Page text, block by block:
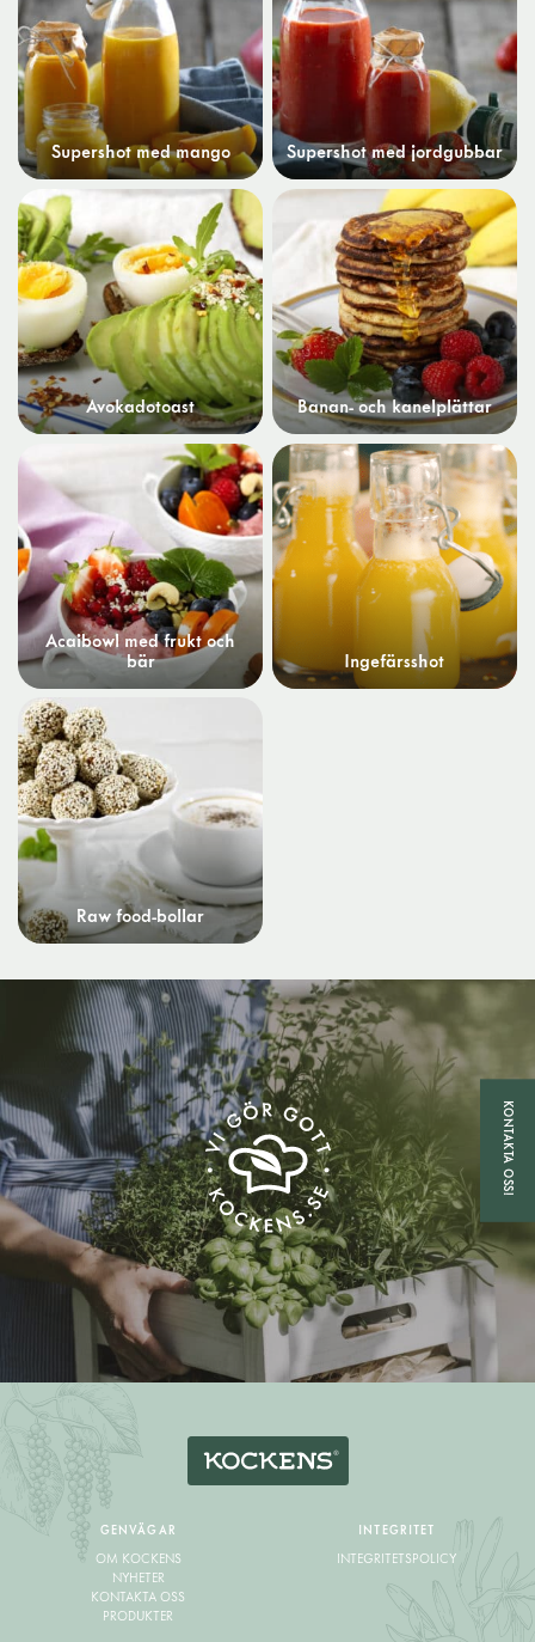
Supershot med mango Supershot med jordgubbar
Avokadotoast Banan- och kanelplättar
Acaibowl med frukt och
bär
Ingefärsshot
Raw food-bollar
GENVÄGAR
OM KOCKENS
NYHETER
KONTAKTA OSS
PRODUKTER
INTEGRITET
INTEGRITETSPOLICY
KONTAKTA OSS!